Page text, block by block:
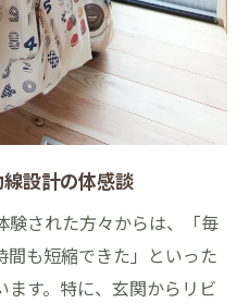
設計の体感談
験された方々からは、「毎
間も短縮できた」といった
す。特に、玄関からリビ